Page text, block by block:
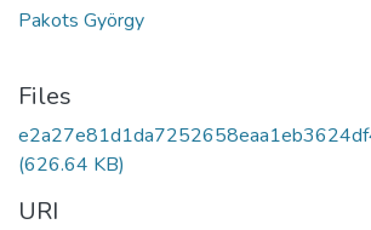
Pakots György
Files
(626.64 KB)
URI